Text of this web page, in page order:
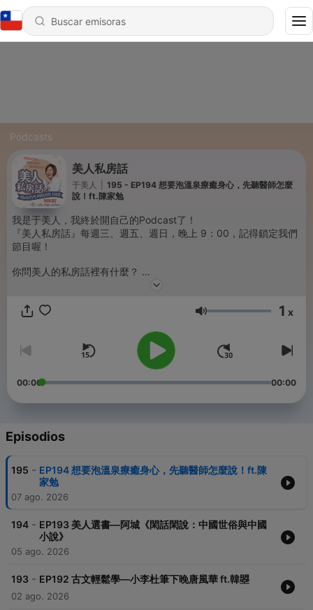
Podcasts
美人私房話
于美人
195 - EP194 想要泡溫泉療癒身心，先聽醫師怎麼
說！ft.陳家勉
我是于美人，我終於開自己的Podcast了！
『美人私房話』每週三、週五、週日，晚上 9：00，記得鎖定我們
節目喔！
你問美人的私房話裡有什麼？
不管你是想要學會如何掌握自己的命運，
又或是想要知道美人每天都在做些什麼、關心什麼？
快來跟美人一起聊聊私房話吧～
合作邀約請洽：Belleyu0508@gmail.com
FB粉絲專頁：于美人
IG：yumeiren2024
https://open.firstory.me/join/cm9p713sx0c8u01ttfhno8f29
Powered by Firstory Hosting
Volumen 1 x
00:00 00:00
Episodios
195 - EP194 想要泡溫泉療癒身心，先聽醫師怎麼說！ft.陳
家勉
07 ago. 2026
194 - EP193 美人選書—阿城《閑話閑說：中國世俗與中國
小說》
05 ago. 2026
193 - EP192 古文輕鬆學—小李杜筆下晚唐風華 ft.韓曌
02 ago. 2026